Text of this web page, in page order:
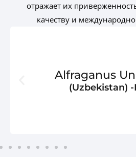
отражает их
качеству и
Alfraganus
(Uzbekistan) -